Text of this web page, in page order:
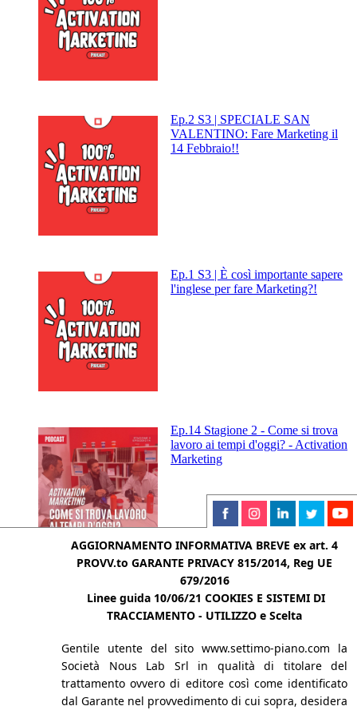
Ep.2 S3 | SPECIALE SAN
VALENTINO: Fare Marketing il
14 Febbraio!!
Ep.1 S3 | È così importante sapere
l'inglese per fare Marketing?!
Ep.14 Stagione 2 - Come si trova
lavoro ai tempi d'oggi? - Activation
Marketing
Ep.13 Stagione 2 - Ma lui chi è? -
Activation Marketing
AGGIORNAMENTO INFORMATIVA BREVE ex art. 4
PROVV.to GARANTE PRIVACY 815/2014, Reg UE
679/2016
Linee guida 10/06/21 COOKIES E SISTEMI DI
TRACCIAMENTO - UTILIZZO e Scelta
Gentile utente del sito www.settimo-piano.com la
Società Nous Lab Srl in qualità di titolare del
trattamento ovvero di editore così come identificato
dal Garante nel provvedimento di cui sopra, desidera